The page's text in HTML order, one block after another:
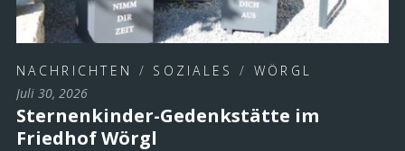
NACHRICHTEN / SOZIALES / WÖRGL
Juli 30, 2026
Sternenkinder-Gedenkstätte im
Friedhof Wörgl